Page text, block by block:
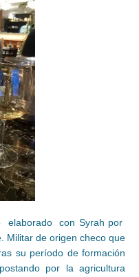
con Syrah por
Militar de origen checo que
su período de formación
por la agricultura